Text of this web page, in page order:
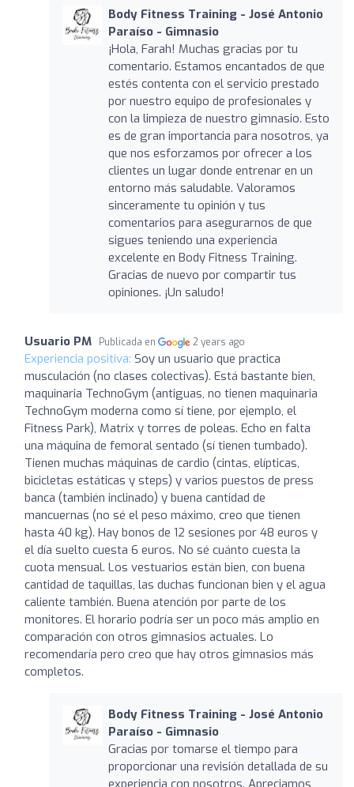
Body Fitness Training - José Antonio
Paraíso - Gimnasio
¡Hola, Farah! Muchas gracias por tu
comentario. Estamos encantados de que
estés contenta con el servicio prestado
por nuestro equipo de profesionales y
con la limpieza de nuestro gimnasio. Esto
es de gran importancia para nosotros, ya
que nos esforzamos por ofrecer a los
clientes un lugar donde entrenar en un
entorno más saludable. Valoramos
sinceramente tu opinión y tus
comentarios para asegurarnos de que
sigues teniendo una experiencia
excelente en Body Fitness Training.
Gracias de nuevo por compartir tus
opiniones. ¡Un saludo!
Usuario PM Publicada en 2 years ago
Experiencia positiva: Soy un usuario que practica
musculación (no clases colectivas). Está bastante bien,
maquinaria TechnoGym (antiguas, no tienen maquinaria
TechnoGym moderna como sí tiene, por ejemplo, el
Fitness Park), Matrix y torres de poleas. Echo en falta
una máquina de femoral sentado (sí tienen tumbado).
Tienen muchas máquinas de cardio (cintas, elípticas,
bicicletas estáticas y steps) y varios puestos de press
banca (también inclinado) y buena cantidad de
mancuernas (no sé el peso máximo, creo que tienen
hasta 40 kg). Hay bonos de 12 sesiones por 48 euros y
el día suelto cuesta 6 euros. No sé cuánto cuesta la
cuota mensual. Los vestuarios están bien, con buena
cantidad de taquillas, las duchas funcionan bien y el agua
caliente también. Buena atención por parte de los
monitores. El horario podría ser un poco más amplio en
comparación con otros gimnasios actuales. Lo
recomendaría pero creo que hay otros gimnasios más
completos.
Body Fitness Training - José Antonio
Paraíso - Gimnasio
Gracias por tomarse el tiempo para
proporcionar una revisión detallada de su
experiencia con nosotros. Apreciamos